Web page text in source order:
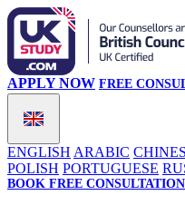
ENGLISH ARABIC
POLISH PORTUGUESE
APPLY NOW FREE
BOOK FREE CONSULTATION